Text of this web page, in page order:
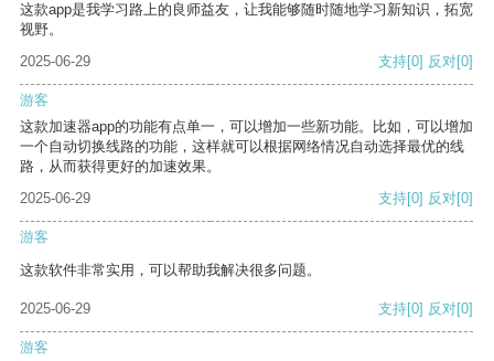
这款app是我学习路上的良师益友，让我能够随时随地学习新知识，拓宽
视野。
2025-06-29
支持[0] 反对[0]
游客
这款加速器app的功能有点单一，可以增加一些新功能。比如，可以增加
一个自动切换线路的功能，这样就可以根据网络情况自动选择最优的线
路，从而获得更好的加速效果。
2025-06-29
支持[0] 反对[0]
游客
这款软件非常实用，可以帮助我解决很多问题。
2025-06-29 支持[0] 反对[0]
游客